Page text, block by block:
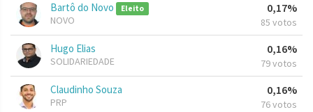
Bartô do Novo Eleito
NOVO
0,17%
85 votos
Hugo Elias
SOLIDARIEDADE
0,16%
79 votos
Claudinho Souza
PRP
0,16%
76 votos